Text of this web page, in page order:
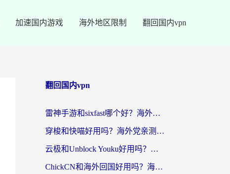
加速国内游戏 海外地区限制 翻回国内vpn
翻回国内vpn
雷神手游和sixfast哪个好？海外党亲测3款回国加速器，教你选对不踩坑
穿梭和快喵好用吗？海外党亲测：小众加速器对比+番茄加速器深度体验
云极和Unblock Youku好用吗？海外党亲测+2026回国加速器避坑指南
ChickCN和海外回国好用吗？海外党2026亲测：从手游到影音，选对加速器的3个关键